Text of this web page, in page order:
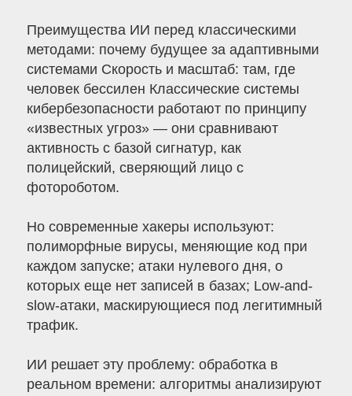
Преимущества ИИ перед классическими
методами: почему будущее за адаптивными
системами Скорость и масштаб: там, где
человек бессилен Классические системы
кибербезопасности работают по принципу
«известных угроз» — они сравнивают
активность с базой сигнатур, как
полицейский, сверяющий лицо с
фотороботом.
Но современные хакеры используют:
полиморфные вирусы, меняющие код при
каждом запуске; атаки нулевого дня, о
которых еще нет записей в базах; Low-and-
slow-атаки, маскирующиеся под легитимный
трафик.
ИИ решает эту проблему: обработка в
реальном времени: алгоритмы анализируют